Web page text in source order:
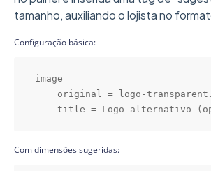
tamanho, auxiliando o lojista no
Configuração básica:
image
title = Logo alternativo
Com dimensões sugeridas: